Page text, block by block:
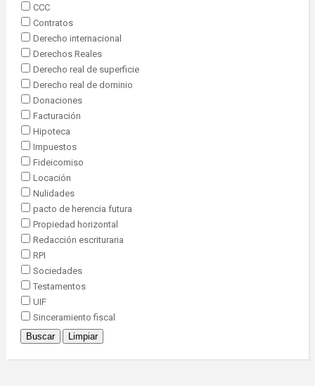
CCC
Contratos
Derecho internacional
Derechos Reales
Derecho real de superficie
Derecho real de dominio
Donaciones
Facturación
Hipoteca
Impuestos
Fideicomiso
Locación
Nulidades
pacto de herencia futura
Propiedad horizontal
Redacción escrituraria
RPI
Sociedades
Testamentos
UIF
Sinceramiento fiscal